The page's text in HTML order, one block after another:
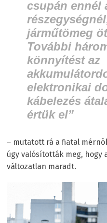
csupán ennél
járműtömeg
További
könnyítést az
elektronikai
kábelezés
értük el”
– mutatott rá a fiatal
úgy valósították meg, hogy
változatlan maradt.